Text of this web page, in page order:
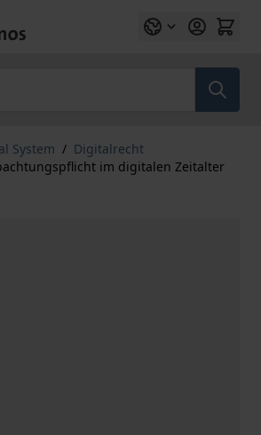
System / Digitalrecht
im digitalen Zeitalter